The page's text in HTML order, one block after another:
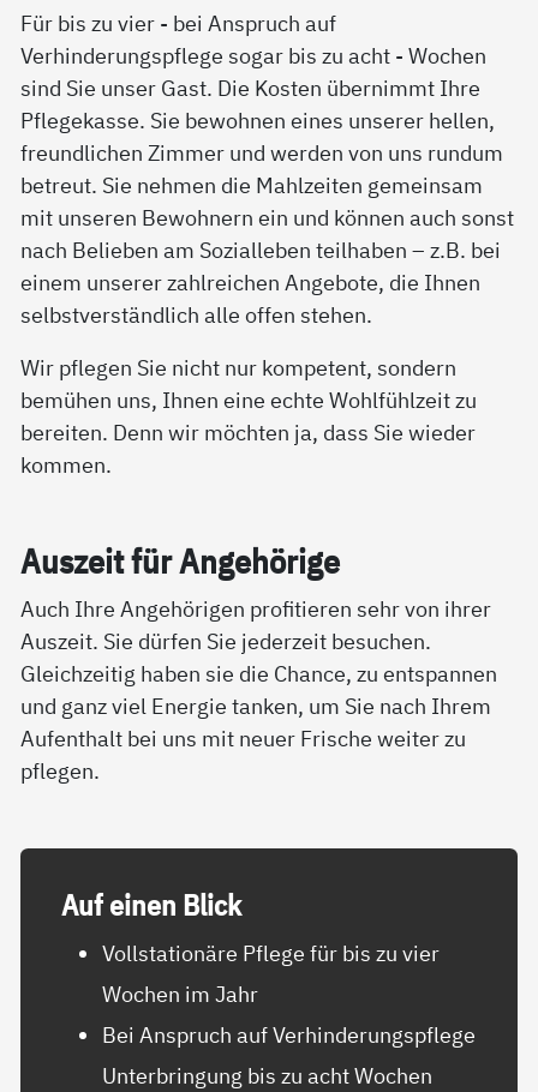
Für bis zu vier - bei Anspruch auf
Verhinderungspflege sogar bis zu acht - Wochen
sind Sie unser Gast. Die Kosten übernimmt Ihre
Pflegekasse. Sie bewohnen eines unserer hellen,
freundlichen Zimmer und werden von uns rundum
betreut. Sie nehmen die Mahlzeiten gemeinsam
mit unseren Bewohnern ein und können auch sonst
nach Belieben am Sozialleben teilhaben – z.B. bei
einem unserer zahlreichen Angebote, die Ihnen
selbstverständlich alle offen stehen.
Wir pflegen Sie nicht nur kompetent, sondern
bemühen uns, Ihnen eine echte Wohlfühlzeit zu
bereiten. Denn wir möchten ja, dass Sie wieder
kommen.
Aus­zeit für An­ge­hö­ri­ge
Auch Ihre Angehörigen profitieren sehr von ihrer
Auszeit. Sie dürfen Sie jederzeit besuchen.
Gleichzeitig haben sie die Chance, zu entspannen
und ganz viel Energie tanken, um Sie nach Ihrem
Aufenthalt bei uns mit neuer Frische weiter zu
pflegen.
Auf ei­nen Blick
Vollstationäre Pflege für bis zu vier
Wochen im Jahr
Bei Anspruch auf Verhinderungspflege
Unterbringung bis zu acht Wochen